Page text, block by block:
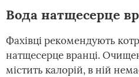
Вода натщесерце
Фахівці рекомендують
натщесерце вранці.
містить калорій, в ній